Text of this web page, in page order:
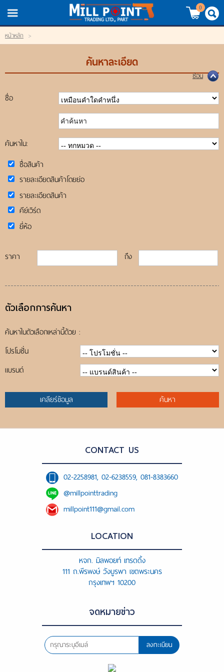
TH/EN
LOGIN REGISTER
My Wishlist
แบรนด์
สินค้าลดราคา
เข้าสู่ระบบ
ขั้นตอนการสั่งซื้อ
แจ้งชำระเงิน
ติดต่อเรา
0
หน้าหลัก >
ค้นหาละเอียด
ซ่อน
ชื่อ
ค้นหาใน:
ชื่อสินค้า
รายละเอียดสินค้าโดยย่อ
รายละเอียดสินค้า
คีย์เวิร์ด
ยี่ห้อ
ราคา ถึง
ตัวเลือกการค้นหา
ค้นหาในตัวเลือกเหล่านี้ด้วย :
โปรโมชั่น
แบรนด์
เคลียร์ข้อมูล ค้นหา
CONTACT US
02-2258981, 02-6238559, 081-8383660
@millpointtrading
millpoint111@gmail.com
LOCATION
หจก. มิลพอยท์ เทรดดิ้ง
111 ถ.พีรพงษ์ วังบูรพา เขตพระนคร
กรุงเทพฯ 10200
จดหมายข่าว
ลงทะเบียน